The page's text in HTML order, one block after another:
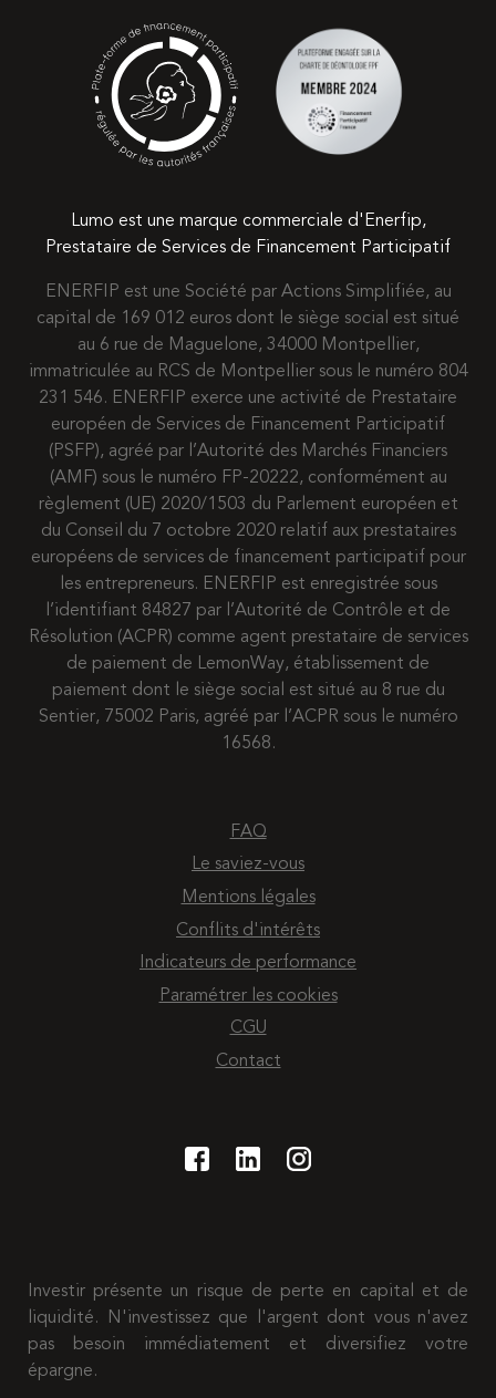
Lumo est une marque commerciale d'Enerfip,
Prestataire de Services de Financement Participatif
ENERFIP est une Société par Actions Simplifiée, au
capital de 169 012 euros dont le siège social est situé
au 6 rue de Maguelone, 34000 Montpellier,
immatriculée au RCS de Montpellier sous le numéro 804
231 546. ENERFIP exerce une activité de Prestataire
européen de Services de Financement Participatif
(PSFP), agréé par l’Autorité des Marchés Financiers
(AMF) sous le numéro FP-20222, conformément au
règlement (UE) 2020/1503 du Parlement européen et
du Conseil du 7 octobre 2020 relatif aux prestataires
européens de services de financement participatif pour
les entrepreneurs. ENERFIP est enregistrée sous
l’identifiant 84827 par l’Autorité de Contrôle et de
Résolution (ACPR) comme agent prestataire de services
de paiement de LemonWay, établissement de
paiement dont le siège social est situé au 8 rue du
Sentier, 75002 Paris, agréé par l’ACPR sous le numéro
16568.
FAQ
Le saviez-vous
Mentions légales
Conflits d'intérêts
Indicateurs de performance
Paramétrer les cookies
CGU
Contact
Investir présente un risque de perte en capital et de
liquidité. N'investissez que l'argent dont vous n'avez
pas besoin immédiatement et diversifiez votre
épargne.